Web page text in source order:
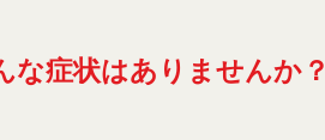
な症状はありませんか？